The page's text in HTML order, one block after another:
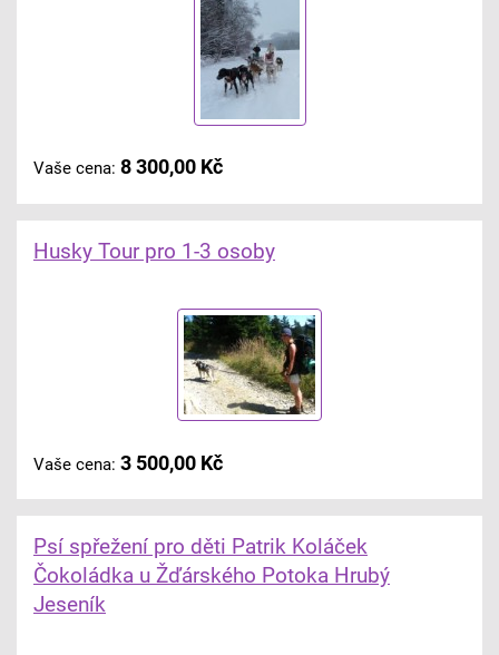
Vaše cena: 8 300,00 Kč
Husky Tour pro 1-3 osoby
Vaše cena: 3 500,00 Kč
Psí spřežení pro děti Patrik Koláček
Čokoládka u Žďárského Potoka Hrubý
Jeseník